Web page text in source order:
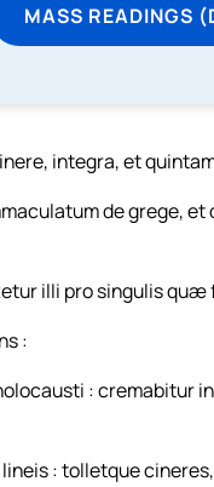
MASS READINGS
integra, et
de grege,
illi pro singulis
:
: cremabitur
: tolletque